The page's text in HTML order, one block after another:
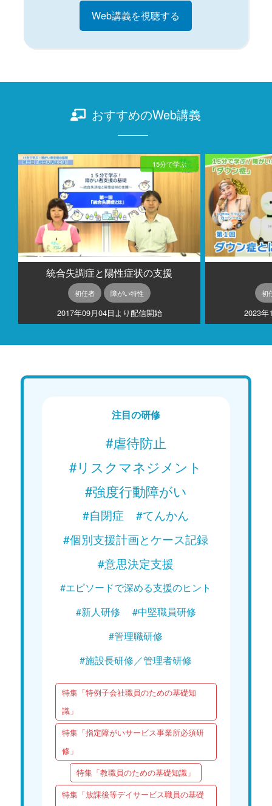
Web講義を視聴する
おすすめのWeb講義
15分で学ぶ
統合失調症と陽性症状の支援
初任者 障がい特性
2017年09月04日より配信開始
初
2023年
注目の研修
#虐待防止
#リスクマネジメント
#強度行動障がい
#自閉症
#てんかん
#個別支援計画とケース記録
#意思決定支援
#エピソードで深める支援のヒント
#新人研修
#中堅職員研修
#管理職研修
#施設長研修／管理者研修
特集「特例子会社職員のための基礎知
識」
特集「指定障がいサービス事業所必須研
修」
特集「教職員のための基礎知識」
特集「放課後等デイサービス職員の基礎